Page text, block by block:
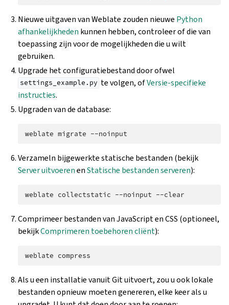
Nieuwe uitgaven van Weblate zouden nieuwe Python
afhankelijkheden kunnen hebben, controleer of die van
toepassing zijn voor de mogelijkheden die u wilt
gebruiken.
Upgrade het configuratiebestand door ofwel
settings_example.py te volgen, ofVersie-specifieke
instructies.
Upgraden van de database:
weblate migrate
Verzameln bijgewerkte statische bestanden (bekijk
Server uitvoerenenStatische bestanden serveren):
weblate collectstatic --noinput
Comprimeer bestanden van JavaScript en CSS (optioneel,
bekijkComprimeren toebehoren cliënt):
weblate
Als u een installatie vanuit Git uitvoert, zou u ook lokale
bestanden opnieuw moeten genereren, elke keer als u